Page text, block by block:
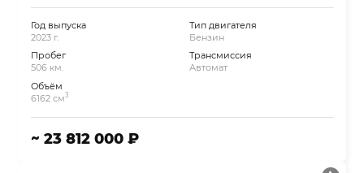
Год выпуска
2023 г.
Пробег
506 км.
Объём
6162 см3
Тип двигателя
Бензин
Трансмиссия
Автомат
~ 23 812 000 ₽